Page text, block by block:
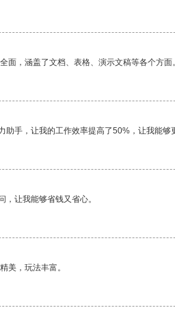
面，涵盖了文档、表格、演示文稿等各个方
助手，让我的工作效率提高了50%，让我能够
让我能够省钱又省心。
美，玩法丰富。